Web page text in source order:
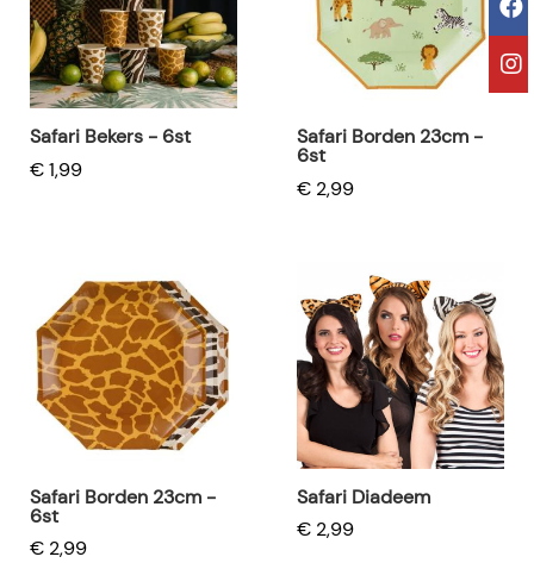
Safari Bekers - 6st
€ 1,99
Safari Borden 23cm -
6st
€ 2,99
Safari Borden 23cm -
6st
€ 2,99
Safari Diadeem
€ 2,99